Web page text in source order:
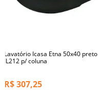
Lavatório Icasa Etna 50x40 preto
IL212 p/ coluna
R$307,25